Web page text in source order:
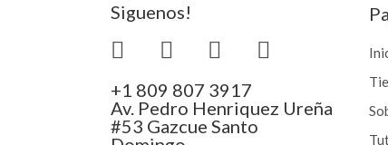
Siguenos!
+1 809 807 3917
Av. Pedro Henriquez Ureña
#53 Gazcue Santo